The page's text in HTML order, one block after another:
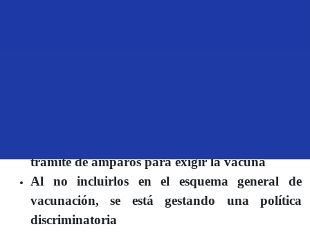
trámite de amparos para exigir la vacuna
Al no incluirlos en el esquema general de
vacunación, se está gestando una política
discriminatoria